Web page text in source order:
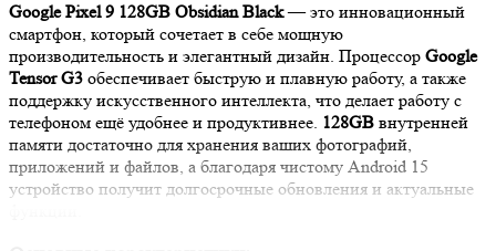
Google Pixel 9 128GB Obsidian Black— это инновационный
смартфон, который сочетает в себе мощную
производительность и элегантный дизайн. Процессор Google
Tensor G3 обеспечивает быструю и плавную работу, а также
поддержку искусственного интеллекта, что делает работу с
телефоном ещё удобнее и продуктивнее. 128GB внутренней
памяти достаточно для хранения ваших фотографий,
приложений и файлов, а благодаря чистому Android 15
устройство получит долгосрочные обновления и актуальные